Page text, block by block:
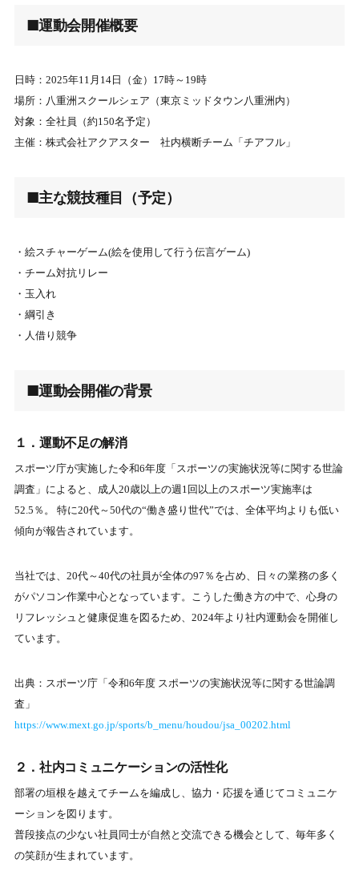
■運動会開催概要
日時：2025年11月14日（金）17時～19時
場所：八重洲スクールシェア（東京ミッドタウン八重洲内）
対象：全社員（約150名予定）
主催：株式会社アクアスター 社内横断チーム「チアフル」
■主な競技種目（予定）
・絵スチャーゲーム(絵を使用して行う伝言ゲーム)
・チーム対抗リレー
・玉入れ
・綱引き
・人借り競争
■運動会開催の背景
１．運動不足の解消
スポーツ庁が実施した令和6年度「スポーツの実施状況等に関する世論
調査」によると、成人20歳以上の週1回以上のスポーツ実施率は
52.5％。 特に20代～50代の“働き盛り世代”では、全体平均よりも低い
傾向が報告されています。
当社では、20代～40代の社員が全体の97％を占め、日々の業務の多く
がパソコン作業中心となっています。こうした働き方の中で、心身の
リフレッシュと健康促進を図るため、2024年より社内運動会を開催し
ています。
出典：スポーツ庁「令和6年度 スポーツの実施状況等に関する世論調
査」
https://www.mext.go.jp/sports/b_menu/houdou/jsa_00202.html
２．社内コミュニケーションの活性化
部署の垣根を越えてチームを編成し、協力・応援を通じてコミュニケ
ーションを図ります。
普段接点の少ない社員同士が自然と交流できる機会として、毎年多く
の笑顔が生まれています。